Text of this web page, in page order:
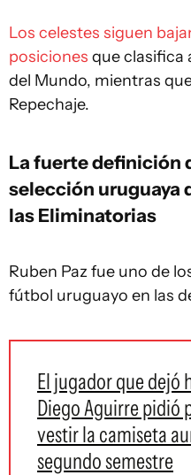
Los celestes siguen
posiciones que clasifica
del Mundo, mientras
Repechaje.
La fuerte definición
selección uruguaya
las Eliminatorias
Ruben Paz fue uno de
fútbol uruguayo en las
El jugador que dejó
Diego Aguirre pidió
vestir la camiseta
segundo semestre